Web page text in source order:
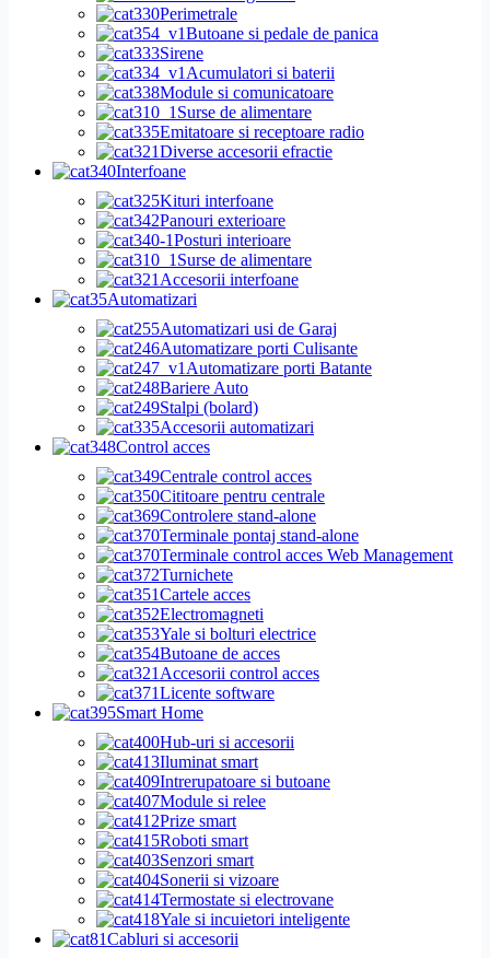
Perimetrale
Butoane si pedale de panica
Sirene
Acumulatori si baterii
Module si comunicatoare
Surse de alimentare
Emitatoare si receptoare radio
Diverse accesorii efractie
Interfoane
Kituri interfoane
Panouri exterioare
Posturi interioare
Surse de alimentare
Accesorii interfoane
Automatizari
Automatizari usi de Garaj
Automatizare porti Culisante
Automatizare porti Batante
Bariere Auto
Stalpi (bolard)
Accesorii automatizari
Control acces
Centrale control acces
Cititoare pentru centrale
Controlere stand-alone
Terminale pontaj stand-alone
Terminale control acces Web Management
Turnichete
Cartele acces
Electromagneti
Yale si bolturi electrice
Butoane de acces
Accesorii control acces
Licente software
Smart Home
Hub-uri si accesorii
Iluminat smart
Intrerupatoare si butoane
Module si relee
Prize smart
Roboti smart
Senzori smart
Sonerii si vizoare
Termostate si electrovane
Yale si incuietori inteligente
Cabluri si accesorii